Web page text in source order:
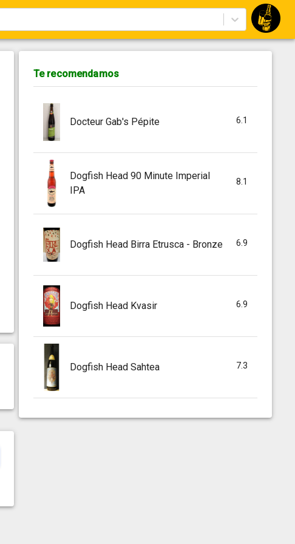
Te recomendamos
Docteur Gab's Pépite 6.1
Dogfish Head 90 Minute Imperial
IPA
8.1
Dogfish Head Birra Etrusca - Bronze 6.9
Dogfish Head Kvasir 6.9
Dogfish Head Sahtea 7.3